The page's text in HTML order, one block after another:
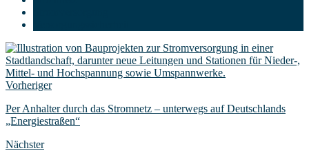
Vorheriger
Per Anhalter durch das Stromnetz – unterwegs auf Deutschlands
„Energiestraßen“
Nächster